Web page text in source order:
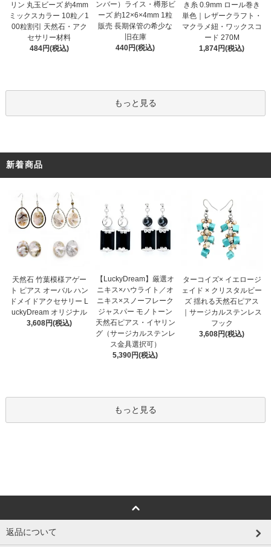
リン 丸玉ビーズ 約4mm
ミックスカラー 10粒／1
00粒割引 天然石・アク
セサリー材料
484円(税込)
ンバー）ライス・樽形ビ
ーズ 約12×6×4mm 1粒
販売 長期保管の希少な
旧在庫
440円(税込)
き糸 0.9mm ロール巻き
単色｜レザークラフト・
マクラメ紐・ワックスコ
ード 270M
1,874円(税込)
もっと見る
新着商品
天然石 竹葉模様アゲー
ト ピアス オーバル ハン
ドメイドアクセサリー L
uckyDream オリジナル
3,608円(税込)
【LuckyDream】厳選オ
ニキス×ハウライト／オ
ニキス×スノーフレーク
ジャスパー モノトーン
天然石ピアス・イヤリン
グ（サージカルステンレ
ス金具選択可）
5,390円(税込)
ターコイズ× イエロージ
ェイド × クリスタルビー
ズ 揺れる天然石ピアス
｜サージカルステンレス
フック
3,608円(税込)
もっと見る
返品について